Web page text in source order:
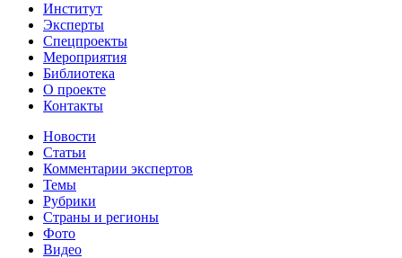
Институт
Эксперты
Спецпроекты
Мероприятия
Библиотека
О проекте
Контакты
Новости
Статьи
Комментарии экспертов
Темы
Рубрики
Страны и регионы
Фото
Видео